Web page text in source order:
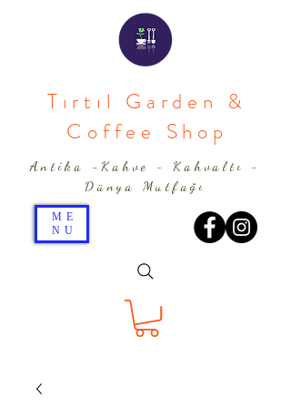
Tırtıl Garden &
Coffee Shop
ME
NU
Antika -Kahve - Kahvaltı -
Dünya Mutfağı